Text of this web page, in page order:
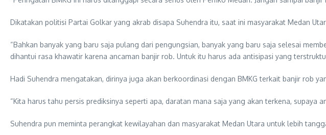
Dikatakan politisi Partai Golkar yang akrab disapa Suhendra itu, saat ini masyarakat Medan
“Bahkan banyak yang baru saja pulang dari pengungsian, banyak yang baru saja selesai
dihantui rasa khawatir karena ancaman banjir rob. Untuk itu harus ada antisipasi yang
Hadi Suhendra mengatakan, dirinya juga akan berkoordinasi dengan BMKG terkait banjir rob
“Kita harus tahu persis prediksinya seperti apa, daratan mana saja yang akan terkena, supaya
Suhendra pun meminta perangkat kewilayahan dan masyarakat Medan Utara untuk lebih